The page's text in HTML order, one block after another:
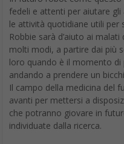
fedeli e attenti per aiutare
le attività quotidiane utili per
Robbie sarà d’aiuto ai malati
molti modi, a partire dai più
loro quando è il momento di
andando a prendere un
Il campo della medicina del
avanti per mettersi a
che potranno giovare in
individuate dalla ricerca.